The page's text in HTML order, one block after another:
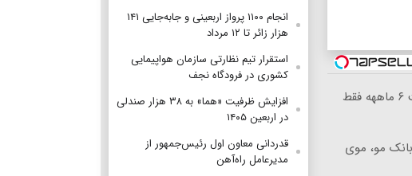
☄️۳۰۰۰گیگ اینترنت پرسرعت ۶ ماههه فقط
مو، موی
انجام ۱۱۰۰ پرواز اربعینی و جابه‌جایی ۱۴۱
هزار زائر تا ۱۲ مرداد
استقرار تیم‌ نظارتی سازمان هواپیمایی
کشوری در فرودگاه نجف
افزایش ظرفیت «هما» به ۳۸ هزار صندلی
در اربعین ۱۴۰۵
قدردانی معاون اول رئیس‌جمهور از
مدیرعامل راه‌آهن